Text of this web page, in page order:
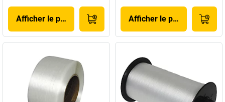
Afficher le produit Afficher le produit